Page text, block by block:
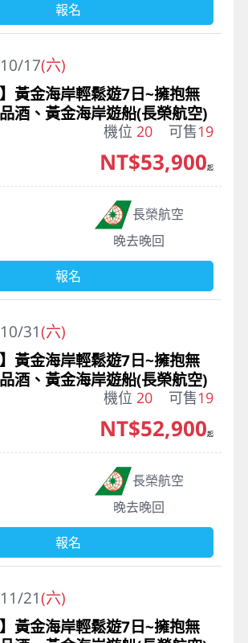
報名
17(六)
】黃金海岸輕鬆遊7日~擁抱無
酒、黃金海岸遊船(長榮航空)
機位 20 可售19
長榮航空
晚去晚回
NT$53,900起
報名
31(六)
】黃金海岸輕鬆遊7日~擁抱無
酒、黃金海岸遊船(長榮航空)
機位 20 可售19
長榮航空
晚去晚回
NT$52,900起
報名
21(六)
】黃金海岸輕鬆遊7日~擁抱無